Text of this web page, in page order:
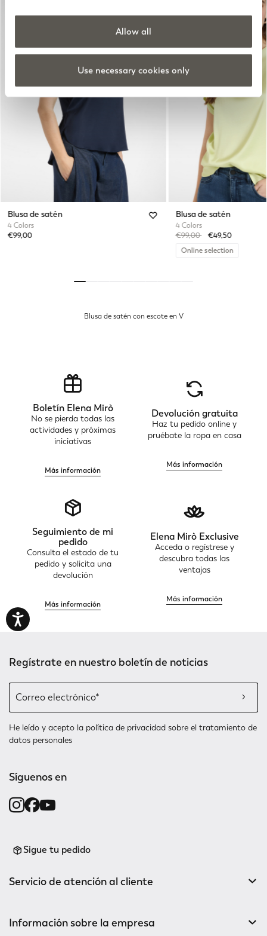
Allow all
Use necessary cookies only
Blusa de satén
4 Colors
€99,00
Blusa de satén
4 Colors
Price reduced from
€99,00to€49,50
Online selection
Next
Blusa de satén con escote en V
Boletín Elena Mirò
No se pierda todas las
actividades y próximas
iniciativas
Más información
Devolución gratuita
Haz tu pedido online y
pruébate la ropa en casa
Más información
Seguimiento de mi
pedido
Consulta el estado de tu
pedido y solicita una
devolución
Más información
Elena Mirò Exclusive
Acceda o regístrese y
descubra todas las
ventajas
Más información
Regístrate en nuestro boletín de noticias
He leído y acepto la política de privacidad sobre el tratamiento de
datos personales
Síguenos en
Sigue tu pedido
Servicio de atención al cliente
Información sobre la empresa